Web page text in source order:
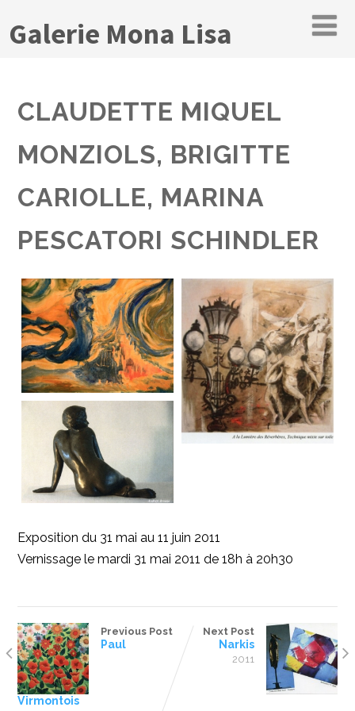
Galerie Mona Lisa
CLAUDETTE MIQUEL
MONZIOLS, BRIGITTE
CARIOLLE, MARINA
PESCATORI SCHINDLER
Exposition du 31 mai au 11 juin 2011
Vernissage le mardi 31 mai 2011 de 18h à 20h30
Previous Post
Paul
Virmontois
Next Post
Narkis
2011